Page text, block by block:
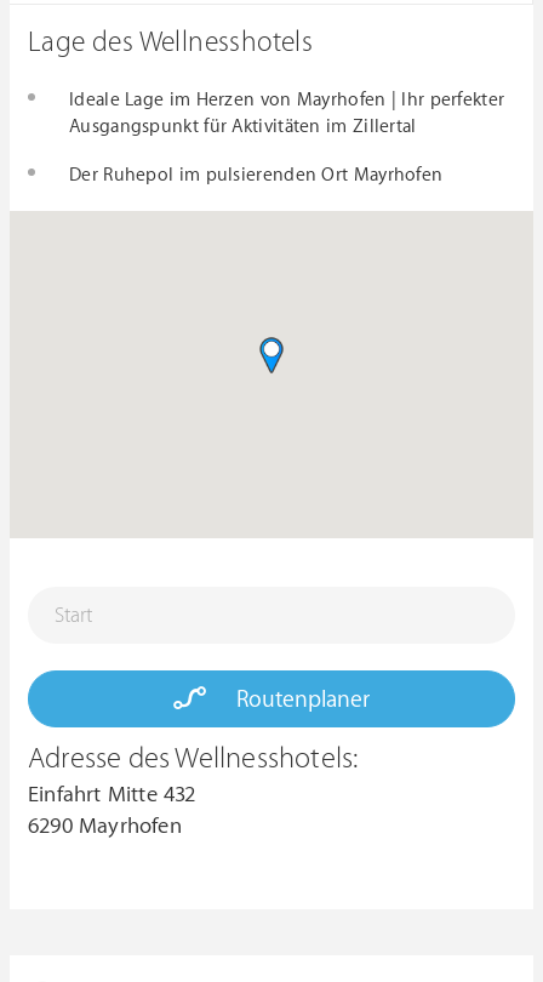
Lage des Wellnesshotels
Ideale Lage im Herzen von Mayrhofen | Ihr perfekter
Ausgangspunkt für Aktivitäten im Zillertal
Der Ruhepol im pulsierenden Ort Mayrhofen
Routenplaner
Adresse des Wellnesshotels:
Einfahrt Mitte 432
6290 Mayrhofen